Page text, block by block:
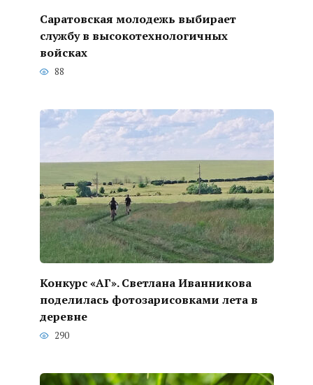
Саратовская молодежь выбирает
службу в высокотехнологичных
войсках
88
Конкурс «АГ». Светлана Иванникова
поделилась фотозарисовками лета в
деревне
290